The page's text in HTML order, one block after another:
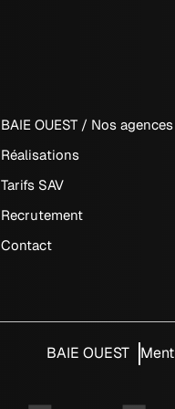
BAIE OUEST / Nos agences
Réalisations
Tarifs SAV
Recrutement
Contact
BAIE OUEST